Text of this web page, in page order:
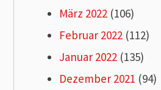
März 2022 (106)
Februar 2022 (112)
Januar 2022 (135)
Dezember 2021 (94)